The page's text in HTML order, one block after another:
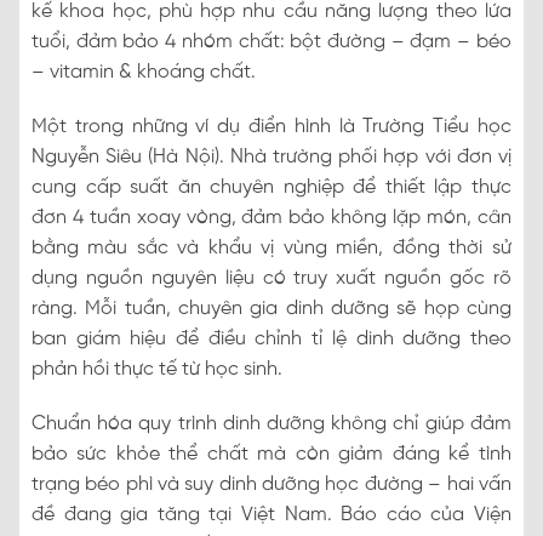
kế khoa học, phù hợp nhu cầu năng lượng theo lứa
tuổi, đảm bảo 4 nhóm chất: bột đường – đạm – béo
– vitamin & khoáng chất.
Một trong những ví dụ điển hình là Trường Tiểu học
Nguyễn Siêu (Hà Nội). Nhà trường phối hợp với đơn vị
cung cấp suất ăn chuyên nghiệp để thiết lập thực
đơn 4 tuần xoay vòng, đảm bảo không lặp món, cân
bằng màu sắc và khẩu vị vùng miền, đồng thời sử
dụng nguồn nguyên liệu có truy xuất nguồn gốc rõ
ràng. Mỗi tuần, chuyên gia dinh dưỡng sẽ họp cùng
ban giám hiệu để điều chỉnh tỉ lệ dinh dưỡng theo
phản hồi thực tế từ học sinh.
Chuẩn hóa quy trình dinh dưỡng không chỉ giúp đảm
bảo sức khỏe thể chất mà còn giảm đáng kể tình
trạng béo phì và suy dinh dưỡng học đường – hai vấn
đề đang gia tăng tại Việt Nam. Báo cáo của Viện